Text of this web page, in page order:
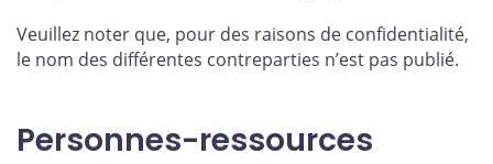
Veuillez noter que, pour des raisons de confidentialité,
le nom des différentes contreparties n’est pas publié.
Personnes-ressources